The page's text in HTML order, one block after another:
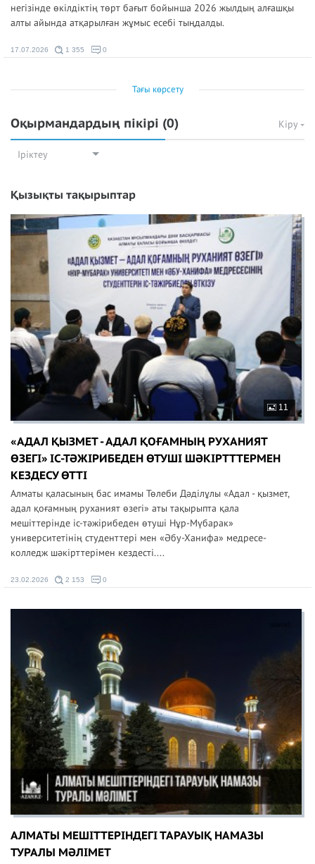
негізінде өкілдіктің төрт бағыт бойынша 2026 жылдың алғашқы
алты айында атқарылған жұмыс есебі тыңдалды.
17.07.2026 1 355 0
Тағы көрсету
Оқырмандардың пікірі (0) Кіру
Іріктеу
Қызықты тақырыптар
11
«АДАЛ ҚЫЗМЕТ - АДАЛ ҚОҒАМНЫҢ РУХАНИЯТ
ӨЗЕГІ» ІС-ТӘЖІРИБЕДЕН ӨТУШІ ШӘКІРТТТЕРМЕН
КЕЗДЕСУ ӨТТІ
Алматы қаласының бас имамы Төлеби Дәділұлы «Адал - қызмет,
адал қоғамның руханият өзегі» аты тақырыпта қала
мешіттерінде іс-тәжірибеден өтуші Нұр-Мүбарак»
университетінің студенттері мен «Әбу-Ханифа» медресе-
колледж шәкірттерімен кездесті....
23.02.2026 2 153 0
АЛМАТЫ МЕШІТТЕРІНДЕГІ ТАРАУЫҚ НАМАЗЫ
ТУРАЛЫ МӘЛІМЕТ